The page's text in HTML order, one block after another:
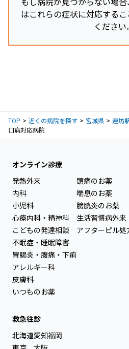
はこれらの症状に対応する
ください。
TOP 近くの病院を探す 宮城県 連坊
口病対応病院
オンライン診療
発熱外来
内科
小児科
心療内科・精神科
こどもの発達相談
不眠症・睡眠障害
胃腸炎・腹痛・下痢
アレルギー科
皮膚科
いつものお薬
頭痛のお薬
喘息のお薬
膀胱炎のお薬
生活習慣病外来
アフターピル処
救急往診
北海道愛知福岡